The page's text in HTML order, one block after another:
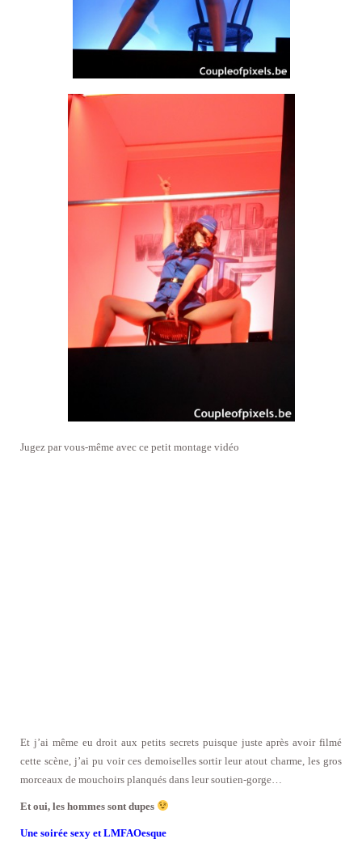
Jugez par vous-même avec ce petit montage vidéo
Et j’ai même eu droit aux petits secrets puisque juste après avoir filmé
cette scène, j’ai pu voir ces demoiselles sortir leur atout charme, les gros
morceaux de mouchoirs planqués dans leur soutien-gorge…
Et oui, les hommes sont dupes
Une soirée sexy et LMFAOesque